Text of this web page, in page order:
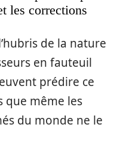
les corrections
de la nature
en fauteuil
prédire ce
que même les
du monde ne le